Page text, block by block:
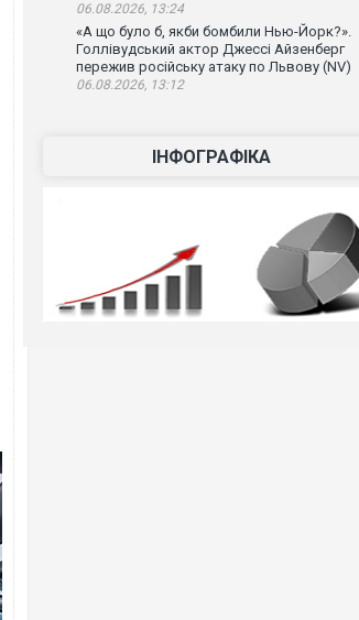
06.08.2026, 13:24
«А що було б, якби бомбили Нью-Йорк?».
Голлівудський актор Джессі Айзенберг
пережив російську атаку по Львову (NV)
06.08.2026, 13:12
ІНФОГРАФІКА